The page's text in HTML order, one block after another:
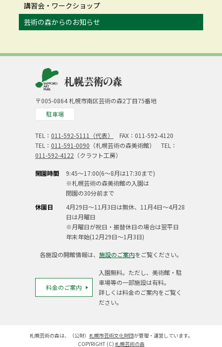
講習会・ワークショップ
芸術の森からのお知らせ
〒005-0864 札幌市南区芸術の森2丁目75番地
駐車場
TEL： 011-592-5111（代表）
FAX：011-592-4120
TEL： 011-591-0090 （札幌芸術の森美術館） TEL：
011-592-4122 （クラフト工房）
開園時間
9:45～17:00(6～8月は17:30まで)
※札幌芸術の森美術館の入園は
閉園の30分前まで
休園日
4月29日～11月3日は無休、11月4日～4月28
日は月曜日
※月曜日が祝日・振替休日の場合は翌平日
年末年始(12月29日～1月3日)
各施設の開館情報は、 施設のご案内をご覧ください。
料金のご案内
入園無料。ただし、美術館・駐
車場等の一部施設は有料。
詳しくは料金のご案内をご覧く
ださい。
札幌芸術の森は、（公財） 札幌市芸術文化財団が管理・運営しています。
COPYRIGHT (C) 札幌芸術の森